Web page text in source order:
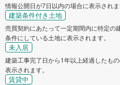
情報公開日が7日以内の場合に表示されま
建築条件付き土地
売買契約にあたって一定期間内に特定の
条件にしている土地に表示されます。
未入居
建築工事完了日から1年以上経過したも
表示されます。
賃貸中